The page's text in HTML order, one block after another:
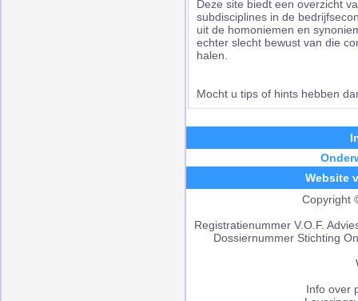
Deze site biedt een overzicht
subdisciplines in de
uit de homoniemen en
echter slecht bewust van die
halen.
Mocht u tips of hints hebben
Website
Copyright
Registratienummer V.O.F.
Dossiernummer Stichting
Info over